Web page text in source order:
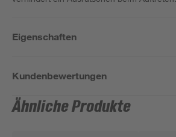
Eigenschaften
Kundenbewertungen
Ähnliche Produkte